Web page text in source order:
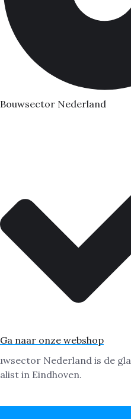
Bouwsector Nederland
Ga naar onze webshop